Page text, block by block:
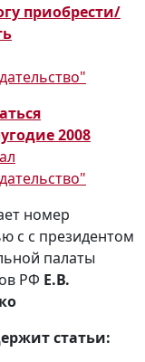
приобрести/
2008
номер
с с президентом
палаты
РФ Е.В.
статьи: